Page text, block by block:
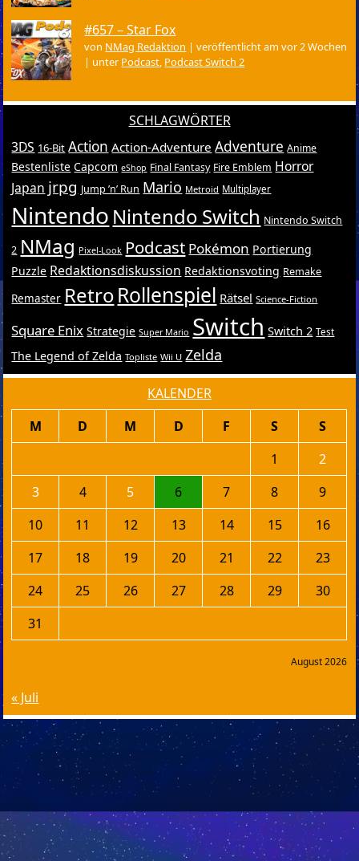
#657 – Star Fox
von NMag Redaktion |veröffentlicht am vor 2 Wochen
| unter Podcast, Podcast Switch 2
SCHLAGWÖRTER
3DS 16-Bit Action Action-Adventure Adventure Anime
Bestenliste Capcom eShop Final Fantasy Fire Emblem Horror
Japan jrpg Jump ’n’ Run Mario Metroid Multiplayer
Nintendo Nintendo Switch Nintendo Switch
2 NMag Pixel-Look Podcast Pokémon Portierung
Puzzle Redaktionsdiskussion Redaktionsvoting Remake
Remaster RetroRollenspiel Rätsel Science-Fiction
Square Enix Strategie Super Mario Switch Switch 2 Test
The Legend of Zelda Topliste Wii U Zelda
KALENDER
August 2026
M D M D F S
S
1
2
3
4 5 6 7 8
9
10
11 12 13 14 15
16
17
18 19 20 21 22
23
24
25 26 27 28 29
30
31
« Juli